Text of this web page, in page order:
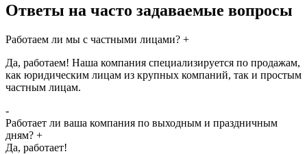
Ответы на часто задаваемые вопросы
Работаем ли мы с частными лицами? +
Да, работаем! Наша компания специализируется по продажам,
как юридическим лицам из крупных компаний, так и простым
частным лицам.
-
Работает ли ваша компания по выходным и праздничным
дням? +
Да, работает!